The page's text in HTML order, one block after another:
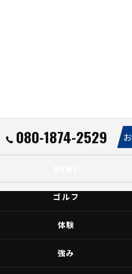
080-1874-2529
ゴルフ
体験
強み